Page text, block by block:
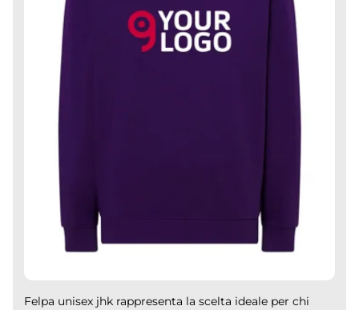
Felpa unisex jhk rappresenta la scelta ideale per chi